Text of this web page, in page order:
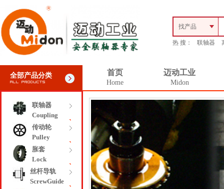
找产品
热 搜： 联轴器
全部产品分类
联轴器
Coupling
传动轮
Pulley
胀套
Lock
丝杆导轨
ScrewGuide
首页
Home
迈动工业
Midon